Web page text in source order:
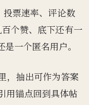
投票速率、评论数
个赞、底下还有一
一个匿名用户。
，抽出可作为答案
用锚点回到具体帖